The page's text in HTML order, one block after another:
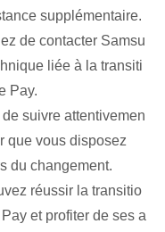
supplémentaire.
de contacter Samsu
liée à la transiti
Pay.
suivre attentivemen
que vous disposez
du changement.
réussir la transitio
et profiter de ses a